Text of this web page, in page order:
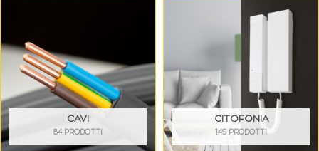
CAVI
84 PRODOTTI
CITOFONIA
149 PRODOTTI